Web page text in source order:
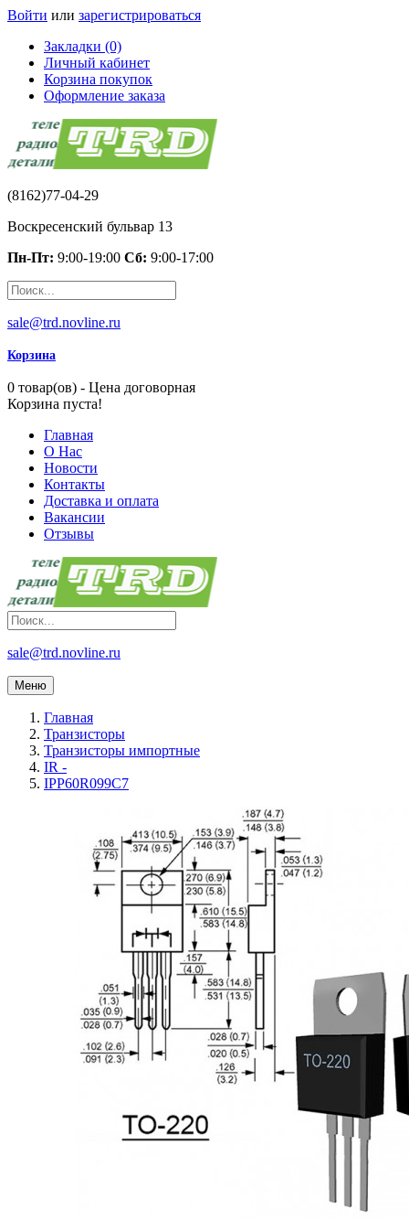
Войти или зарегистрироваться
Закладки (0)
Личный кабинет
Корзина покупок
Оформление заказа
(8162)77-04-29
Воскресенский бульвар 13
Пн-Пт: 9:00-19:00 Сб: 9:00-17:00
sale@trd.novline.ru
Корзина
0 товар(ов) - Цена договорная
Корзина пуста!
Главная
О Нас
Новости
Контакты
Доставка и оплата
Вакансии
Отзывы
sale@trd.novline.ru
Меню
Главная
Транзисторы
Транзисторы импортные
IR -
IPP60R099C7